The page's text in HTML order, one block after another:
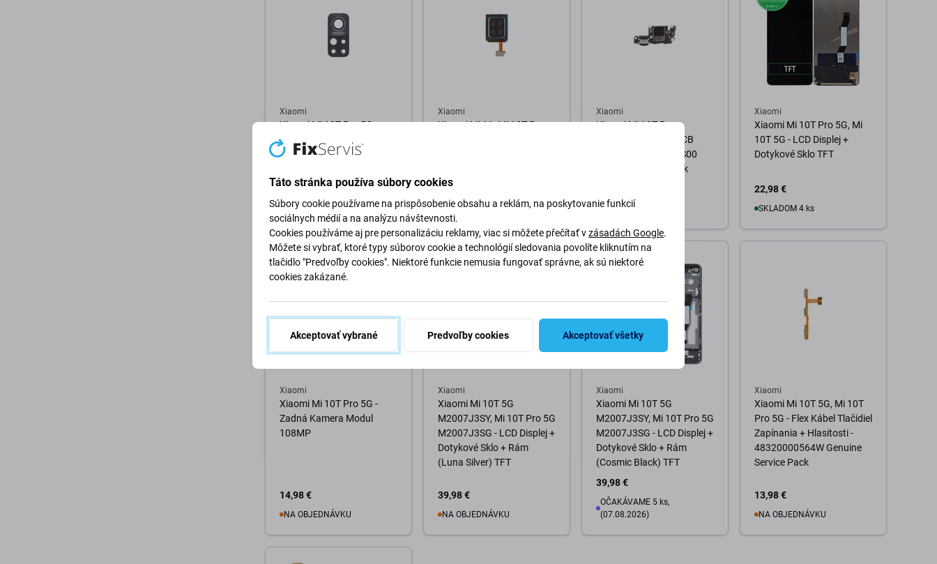
Xiaomi
Xiaomi Mi 10T Pro 5G -
Sklíčko Zadnej Kamery
2,98 €
SKLADOM 5 ks
Do košíka
Xiaomi
Xiaomi Mi 11, Mi 10T Pro
2,98 €
NA OBJEDNÁVKU
Do košíka
Xiaomi
Xiaomi Mi 10T Pro -
Nabíjací Konektor PCB
Doska - 5600010J3S00
Genuine Service Pack
NA OBJEDNÁVKU
Do košíka
Xiaomi
Xiaomi Mi 10T Pro 5G, Mi
10T 5G - LCD Displej +
Dotykové Sklo TFT
22,98 €
SKLADOM 4 ks
Xiaomi
Xiaomi Mi 10T Pro 5G -
Zadná Kamera Modul
108MP
14,98 €
NA OBJEDNÁVKU
Xiaomi
Xiaomi Mi 10T 5G
M2007J3SY, Mi 10T Pro 5G
M2007J3SG - LCD Displej +
Dotykové Sklo + Rám
(Luna Silver) TFT
39,98 €
NA OBJEDNÁVKU
Xiaomi
Xiaomi Mi 10T 5G
M2007J3SY, Mi 10T Pro 5G
M2007J3SG - LCD Displej +
Dotykové Sklo + Rám
(Cosmic Black) TFT
39,98 €
OČAKÁVAME 5 ks,
(07.08.2026)
Xiaomi
Xiaomi Mi 10T 5G, Mi 10T
Pro 5G - Flex Kábel Tlačidiel
Zapínania + Hlasitosti -
48320000564W Genuine
Service Pack
13,98 €
NA OBJEDNÁVKU
Táto stránka používa súbory cookies
Súbory cookie používame na prispôsobenie obsahu a reklám, na poskytovanie funkcií
sociálnych médií a na analýzu návštevnosti.
Cookies používáme aj pre personalizáciu reklamy, viac si môžete přečítať vzásadách Google.
Môžete si vybrať, ktoré typy súborov cookie a technológií sledovania povolíte kliknutím na
tlačidlo "Predvoľby cookies". Niektoré funkcie nemusia fungovať správne, ak sú niektoré
cookies zakázané.
Akceptovať vybrané Predvoľby cookies Akceptovať všetky